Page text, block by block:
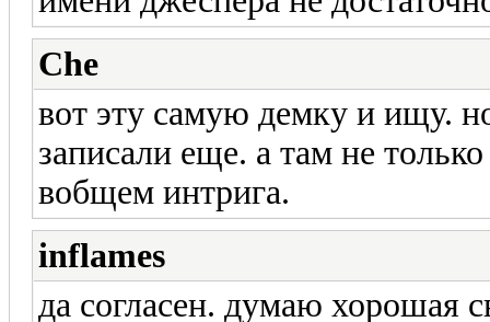
Che
вот эту самую демку и ищу.
записали еще. а там не
вобщем интрига.
inflames
да согласен. думаю хорошая